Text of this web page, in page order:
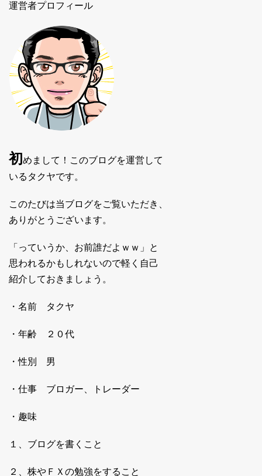
運営者プロフィール
初めまして！このブログを運営して
いるタクヤです。
このたびは当ブログをご覧いただき、
ありがとうございます。
「っていうか、お前誰だよｗｗ」と
思われるかもしれないので軽く自己
紹介しておきましょう。
・名前 タクヤ
・年齢 ２０代
・性別 男
・仕事 ブロガー、トレーダー
・趣味
１、ブログを書くこと
２、株やＦＸの勉強をすること